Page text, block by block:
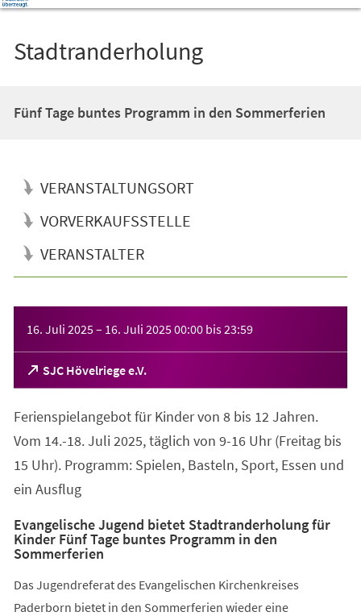
Stadtranderholung
Fünf Tage buntes Programm in den Sommerferien
VERANSTALTUNGSORT
VORVERKAUFSSTELLE
VERANSTALTER
16. Juli 2025– 16. Juli 202500:00 bis23:59
SJC Hövelriege e.V.
(Öffnet
in
neuen
Tab)
Ferienspielangebot für Kinder von 8 bis 12 Jahren.
Vom 14.-18. Juli 2025, täglich von 9-16 Uhr (Freitag bis
15 Uhr). Programm: Spielen, Basteln, Sport, Essen und
ein Ausflug
Evangelische Jugend bietet Stadtranderholung für
Kinder Fünf Tage buntes Programm in den
Sommerferien
Das Jugendreferat des Evangelischen Kirchenkreises
Paderborn bietet in den Sommerferien wieder eine